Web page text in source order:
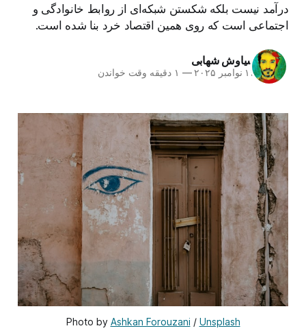
درآمد نیست بلکه شکستن شبکه‌ای از روابط خانوادگی و
اجتماعی است که روی همین اقتصاد خرد بنا شده است.
سیاوش شهابی
۱۴ نوامبر ۲۰۲۵ —
Photo by Ashkan Forouzani / Unsplash